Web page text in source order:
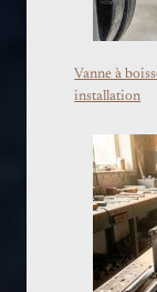
Vanne à
installation